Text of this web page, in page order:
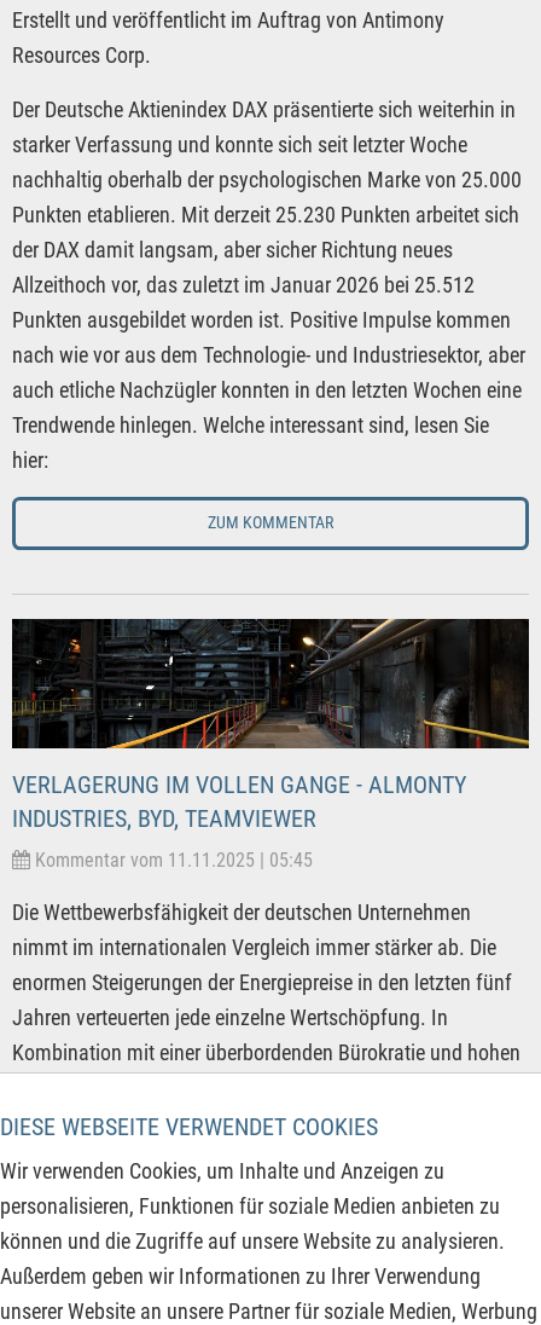
DIESE WEBSEITE VERWENDET COOKIES
Wir verwenden Cookies, um Inhalte und Anzeigen zu
personalisieren, Funktionen für soziale Medien anbieten zu
können und die Zugriffe auf unsere Website zu analysieren.
Außerdem geben wir Informationen zu Ihrer Verwendung
unserer Website an unsere Partner für soziale Medien, Werbung
Erstellt und veröffentlicht im Auftrag von Antimony
Resources Corp.
Der Deutsche Aktienindex DAX präsentierte sich weiterhin in
starker Verfassung und konnte sich seit letzter Woche
nachhaltig oberhalb der psychologischen Marke von 25.000
Punkten etablieren. Mit derzeit 25.230 Punkten arbeitet sich
der DAX damit langsam, aber sicher Richtung neues
Allzeithoch vor, das zuletzt im Januar 2026 bei 25.512
Punkten ausgebildet worden ist. Positive Impulse kommen
nach wie vor aus dem Technologie- und Industriesektor, aber
auch etliche Nachzügler konnten in den letzten Wochen eine
Trendwende hinlegen. Welche interessant sind, lesen Sie
hier:
ZUM KOMMENTAR
VERLAGERUNG IM VOLLEN GANGE - ALMONTY
INDUSTRIES, BYD, TEAMVIEWER
Kommentar vom 11.11.2025 | 05:45
Die Wettbewerbsfähigkeit der deutschen Unternehmen
nimmt im internationalen Vergleich immer stärker ab. Die
enormen Steigerungen der Energiepreise in den letzten fünf
Jahren verteuerten jede einzelne Wertschöpfung. In
Kombination mit einer überbordenden Bürokratie und hohen
Wirkung nun immer stärker entfaltet. Das zeigt sich u. a. in
der deutschen Chemieindustrie, dem einstigen Rückgrat der
deutschen Wirtschaft. Die Auftragsbestände sind
hierzulande auf den niedrigsten Wert der letzten 30 Jahre
gesunken, und die Kapazitätsauslastungen liegen bei nur 71
%. Daher lohnt der Blick zu diesen Unternehmen, bei denen